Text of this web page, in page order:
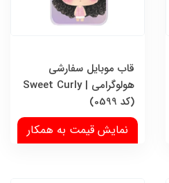
قاب موبایل سفارشی
هولوگرامی | Sweet Curly
(کد 0599)
نمایش قیمت به همکار